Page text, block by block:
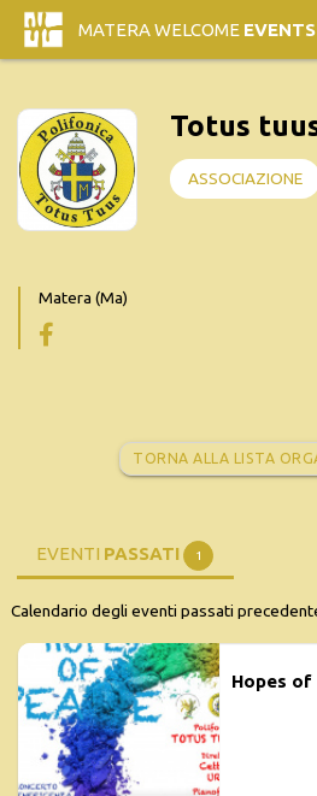
MATERA WELCOME EVENTS
Totus
ASSOCIAZIONE
Matera (Ma)
TORNA ALLA LISTA
EVENTI PASSATI 1
Calendario degli eventi passati
Hopes of